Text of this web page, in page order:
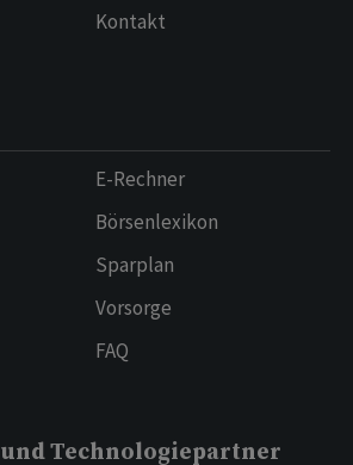
Kontakt
E-Rechner
Börsenlexikon
Sparplan
Vorsorge
FAQ
Technologiepartner